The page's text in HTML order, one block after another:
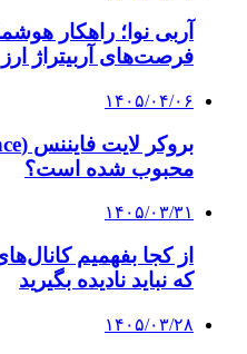
آربی نوا؛ راهکار
فرصت‌های آربیتراژ ارز
۱۴۰۵/۰۴/۰۶
محبوب شده است؟
۱۴۰۵/۰۳/۳۱
که نباید نادیده بگیرید
۱۴۰۵/۰۳/۲۸